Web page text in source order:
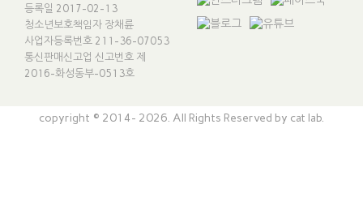
등록일 2017-02-13
청소년보호책임자 장채륜
사업자등록번호 211-36-07053
통신판매신고업 신고번호 제
2016-화성동부-0513호
copyright © 2014- 2026. All Rights Reserved by cat lab.